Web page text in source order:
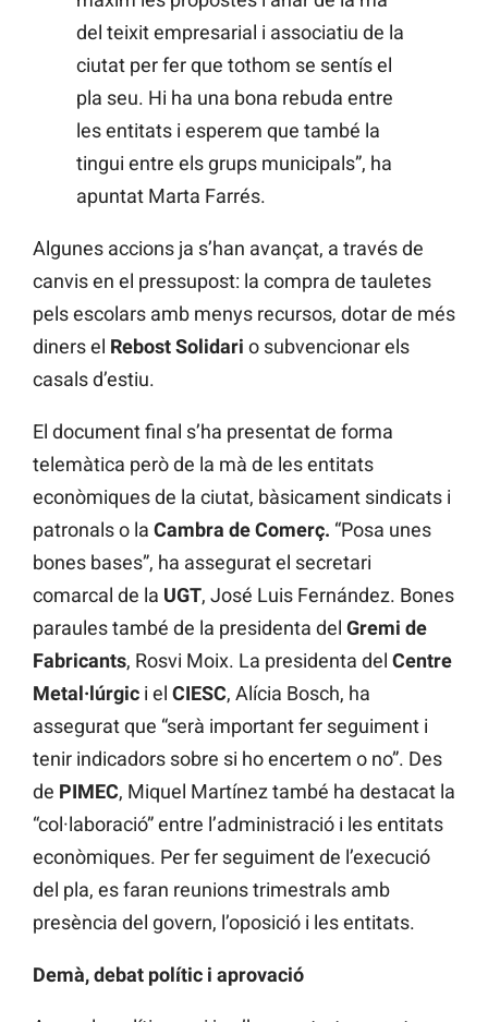
del teixit empresarial i associatiu de la
ciutat per fer que tothom se sentís el
pla seu. Hi ha una bona rebuda entre
les entitats i esperem que també la
tingui entre els grups municipals”, ha
apuntat Marta Farrés.
Algunes accions ja s’han avançat, a través de
canvis en el pressupost: la compra de tauletes
pels escolars amb menys recursos, dotar de més
diners el Rebost Solidari o subvencionar els
casals d’estiu.
El document final s’ha presentat de forma
telemàtica però de la mà de les entitats
econòmiques de la ciutat, bàsicament sindicats i
patronals o la Cambra de Comerç. “Posa unes
bones bases”, ha assegurat el secretari
comarcal de la UGT, José Luis Fernández. Bones
paraules també de la presidenta del Gremi de
Fabricants, Rosvi Moix. La presidenta del Centre
Metal·lúrgic i el CIESC, Alícia Bosch, ha
assegurat que “serà important fer seguiment i
tenir indicadors sobre si ho encertem o no”. Des
de PIMEC, Miquel Martínez també ha destacat la
“col·laboració” entre l’administració i les entitats
econòmiques. Per fer seguiment de l’execució
del pla, es faran reunions trimestrals amb
presència del govern, l’oposició i les entitats.
Demà, debat polític i aprovació